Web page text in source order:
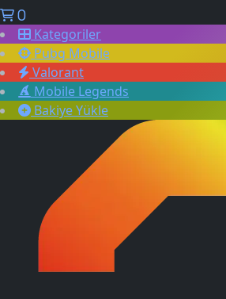
0
Kategoriler
Pubg Mobile
Valorant
Mobile Legends
Bakiye Yükle